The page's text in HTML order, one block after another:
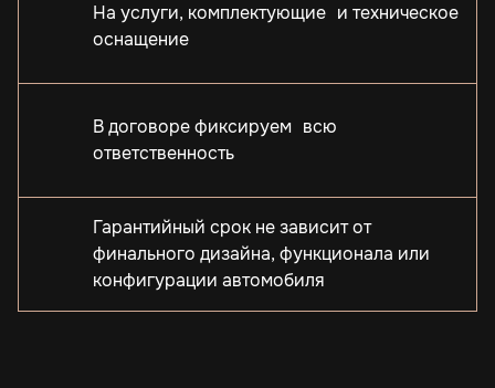
На услуги, комплектующие и техническое
оснащение
В договоре фиксируем всю
ответственность
Гарантийный срок не зависит от
финального дизайна, функционала или
конфигурации автомобиля